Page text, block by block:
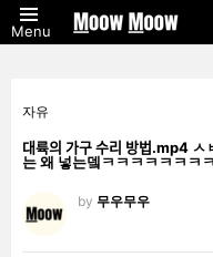
Menu
자유
대륙의 가구 수리
는 왜 넣는뎈ㅋㅋㅋㅋㅋㅋㅋ
by 무우무우